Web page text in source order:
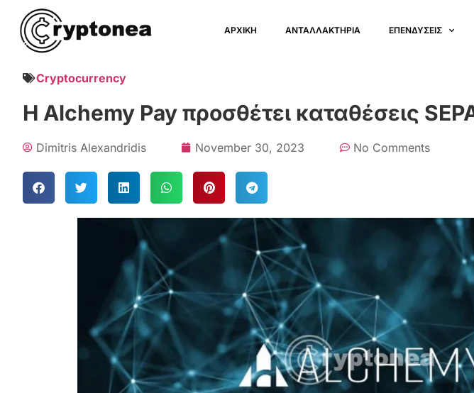
ΑΡΧΙΚΗ ΑΝΤΑΛΛΑΚΤΗΡΙΑ ΕΠΕΝΔΥΣΕΙΣ
Cryptocurrency
Η Alchemy Pay προσθέτει καταθέσεις
Dimitris Alexandridis November 30, 2023 No Comments